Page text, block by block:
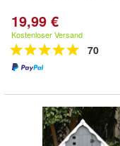
19,99 €
Kostenloser Versand
70